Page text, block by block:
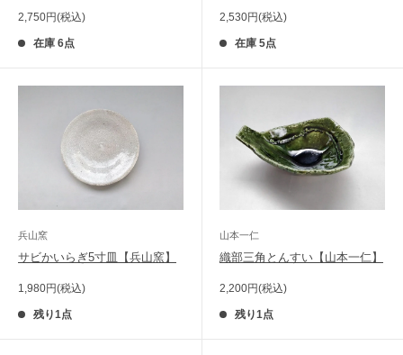
販
売
価
格
2,750円(税込)
在庫 6点
販
売
価
格
2,530円(税込)
在庫 5点
兵山窯
サビかいらぎ5寸皿【兵山窯】
販
売
価
格
1,980円(税込)
残り1点
山本一仁
織部三角とんすい【山本一仁】
販
売
価
格
2,200円(税込)
残り1点